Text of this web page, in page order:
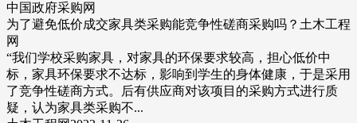
中国政府采购网
为了避免低价成交家具类采购能竞争性磋商采购吗？土木工程
网
“我们学校采购家具，对家具的环保要求较高，担心低价中
标，家具环保要求不达标，影响到学生的身体健康，于是采用
了竞争性磋商方式。后有供应商对该项目的采购方式进行质
疑，认为家具类采购不...